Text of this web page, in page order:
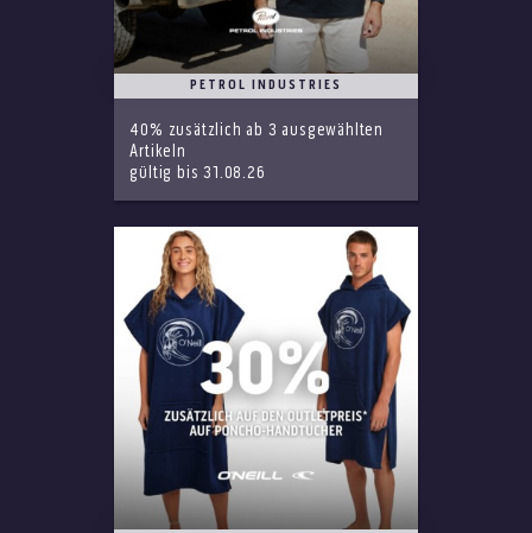
PETROL INDUSTRIES
40% zusätzlich ab 3 ausgewählten
Artikeln
gültig bis 31.08.26